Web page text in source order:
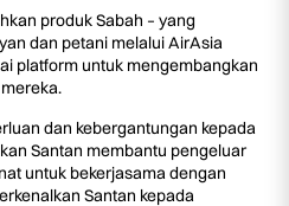
produk Sabah – yang
dan petani melalui AirAsia
platform untuk mengembangkan
dan kebergantungan kepada
Santan membantu pengeluar
untuk bekerjasama dengan
Santan kepada